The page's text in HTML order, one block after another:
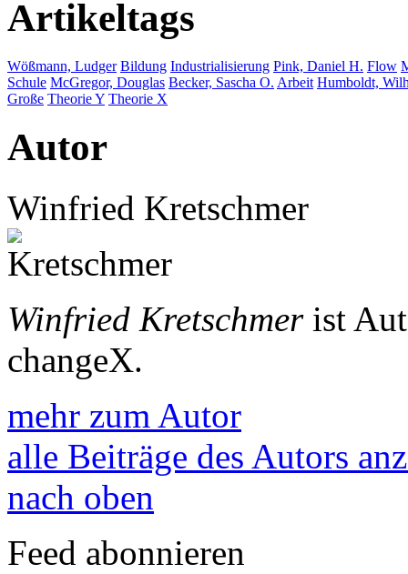
Artikeltags
Wößmann, Ludger Bildung Industrialisierung Pink, Daniel H. Flow
Schule McGregor, Douglas Becker, Sascha O. Arbeit Humboldt,
Große Theorie Y Theorie X
Autor
Winfried Kretschmer
Winfried Kretschmerist
changeX.
mehr zum Autor
alle Beiträge des Autors
nach oben
Feed abonnieren